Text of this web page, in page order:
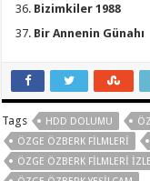
Bizimkiler 1988
Bir Annenin Günahı
Tags HDD DOLUMU
ÖZGE ÖZBERK FILMLERI
ÖZGE ÖZBERK FILMLERI IZLE